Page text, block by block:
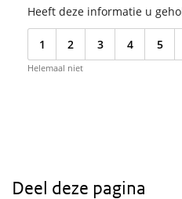
Heeft deze informatie u
1 2 3 4 5
Helemaal niet
Deel deze pagina